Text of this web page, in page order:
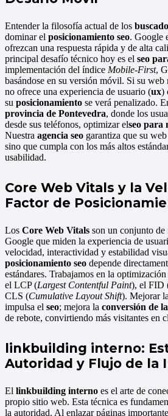
Entender la filosofía actual de los
dominar el posicionamiento seo. Google
ofrezcan una respuesta rápida y de alta
principal desafío técnico hoy es el seo
implementación del índice Mobile-First,
basándose en su versión móvil. Si su web
no ofrece una experiencia de usuario (ux)
su posicionamiento se verá penalizado.
provincia de Pontevedra, donde los
desde sus teléfonos, optimizar elseo para
Nuestra agencia seo garantiza que su
sino que cumpla con los más altos
usabilidad.
Core Web Vitals y la
Factor de
Los Core Web Vitals son un conjunto
Google que miden la experiencia de
velocidad, interactividad y estabilidad
posicionamiento seo depende
estándares. Trabajamos en la
el LCP (Largest Contentful Paint), el FID
CLS (Cumulative Layout Shift). Mejorar
impulsa el seo; mejora la conversión de
de rebote, convirtiendo más visitantes en
linkbuilding interno:
Autoridad y Flujo de la
El linkbuilding interno es el arte de
propio sitio web. Esta técnica es
la autoridad. Al enlazar páginas